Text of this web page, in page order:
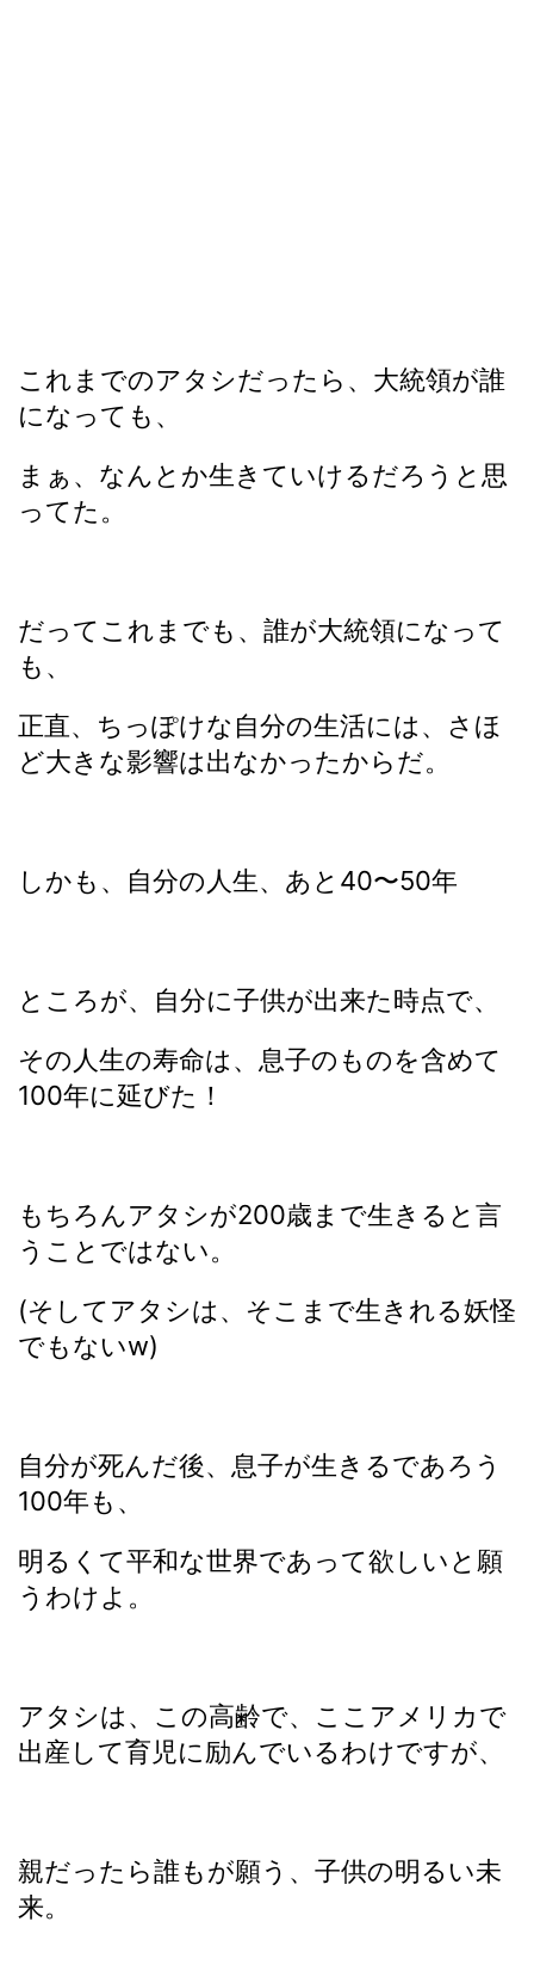
これまでのアタシだったら、大統領が誰
になっても、
まぁ、なんとか生きていけるだろうと思
ってた。
だってこれまでも、誰が大統領になって
も、
正直、ちっぽけな自分の生活には、さほ
ど大きな影響は出なかったからだ。
しかも、自分の人生、あと40〜50年
ところが、自分に子供が出来た時点で、
その人生の寿命は、息子のものを含めて
100年に延びた！
もちろんアタシが200歳まで生きると言
うことではない。
(そしてアタシは、そこまで生きれる妖怪
でもないw)
自分が死んだ後、息子が生きるであろう
100年も、
明るくて平和な世界であって欲しいと願
うわけよ。
アタシは、この高齢で、ここアメリカで
出産して育児に励んでいるわけですが、
親だったら誰もが願う、子供の明るい未
来。